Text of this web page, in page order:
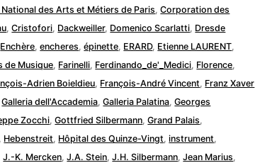
des Arts et Métiers de Paris ,Corporation des
,Cristofori Dackweiller, Domenico Scarlatti Dresde
Enchère ,encheres ,épinette ERARD, Etienne LAURENT
de Musique Farinelli Ferdinando_de'_Medici Florence
Adrien Boieldieu François-André Vincent Franz Xaver
,Galleria dell'Accademia ,Galleria Palatina ,Georges
Zocchi ,Gottfried Silbermann ,Grand Palais
Hebenstreit Hôpital des Quinze-Vingt ,instrument
,J.-K. Mercken ,J.A. Stein ,J.H. Silbermann ,Jean Marius